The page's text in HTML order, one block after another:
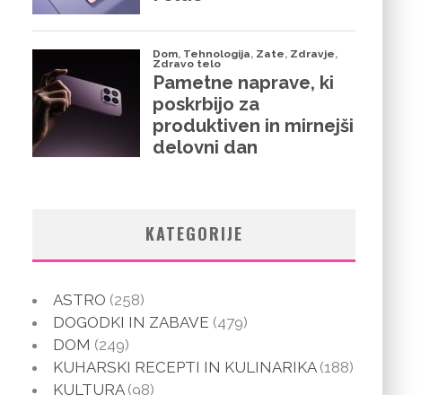
KATEGORIJE
ASTRO (258)
DOGODKI IN ZABAVE (479)
DOM (249)
KUHARSKI RECEPTI IN KULINARIKA(188)
KULTURA(98)